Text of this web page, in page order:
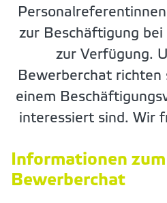
zur Beschäftigung
zur Verfügung.
Bewerberchat richten
einem
interessiert sind. Wir
Informationen
Bewerberchat